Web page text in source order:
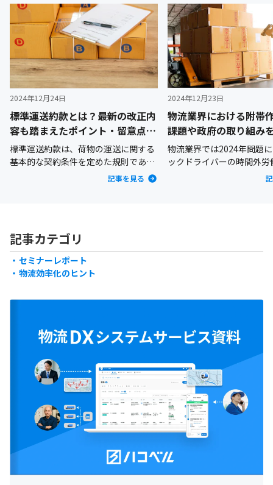
2024年12月24日
標準運送約款とは？最新の改正内
容も踏まえたポイント・留意点を
詳しく解説
標準運送約款は、荷物の運送に関する
基本的な契約条件を定めた規則であ
り、荷主企業と運送事業者業者との間
にとって重要な運送契約の変更が加え
られ、業務運営やリスク管理に新たな
対応が求められるようになりました。
そこで本記事では、標準運送約款の概
企業への影響について、今後の対応策
記事を見る
2024年12月23日
物流業界における附帯
課題や政府の取り組み
説
物流業界では2024年問題
ックドライバーの時間外
れることとなり、働き方
負担軽減や長時間労働の改
でしょう。本記事では、附
説します。
記事カテゴリ
セミナーレポート
物流効率化のヒント